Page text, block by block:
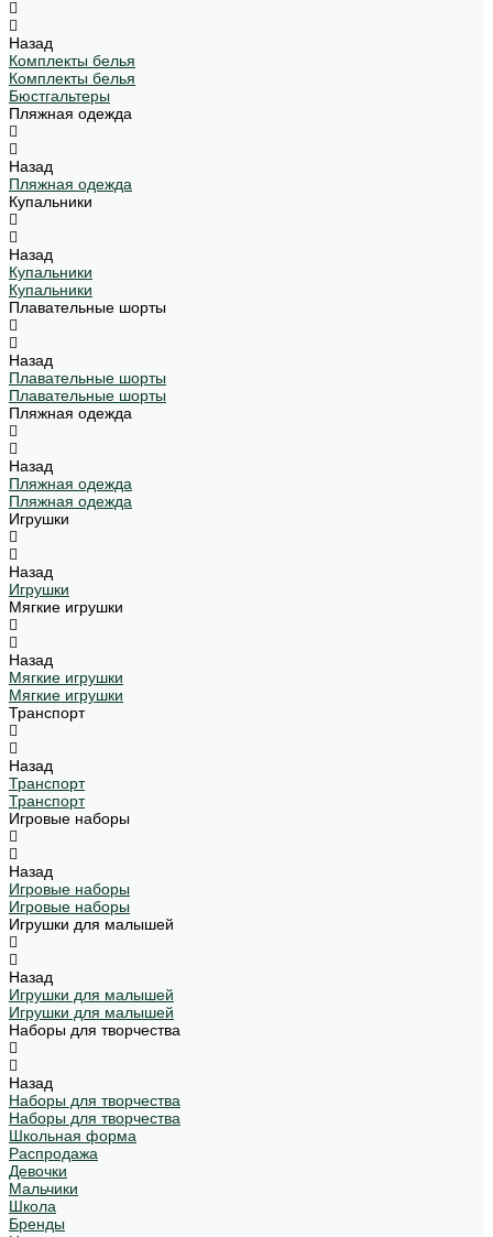
Назад
Комплекты белья
Комплекты белья
Бюстгальтеры
Пляжная одежда
Назад
Пляжная одежда
Купальники
Назад
Купальники
Купальники
Плавательные шорты
Назад
Плавательные шорты
Плавательные шорты
Пляжная одежда
Назад
Пляжная одежда
Пляжная одежда
Игрушки
Назад
Игрушки
Мягкие игрушки
Назад
Мягкие игрушки
Мягкие игрушки
Транспорт
Назад
Транспорт
Транспорт
Игровые наборы
Назад
Игровые наборы
Игровые наборы
Игрушки для малышей
Назад
Игрушки для малышей
Игрушки для малышей
Наборы для творчества
Назад
Наборы для творчества
Наборы для творчества
Школьная форма
Распродажа
Девочки
Мальчики
Школа
Бренды